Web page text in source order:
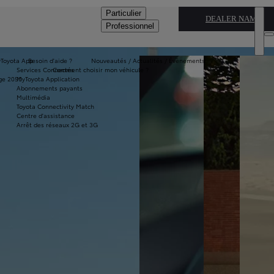
Particulier
Professionnel
DEALER NAME
App
Services Connectés
MyToyota Application
Abonnements payants
Multimédia
Toyota Connectivity Match
Centre d'assistance
Arrêt des réseaux 2G et 3G
Besoin d'aide ?
Comment choisir mon véhicule ?
2050
Nouveautés / Actualités / Évènements